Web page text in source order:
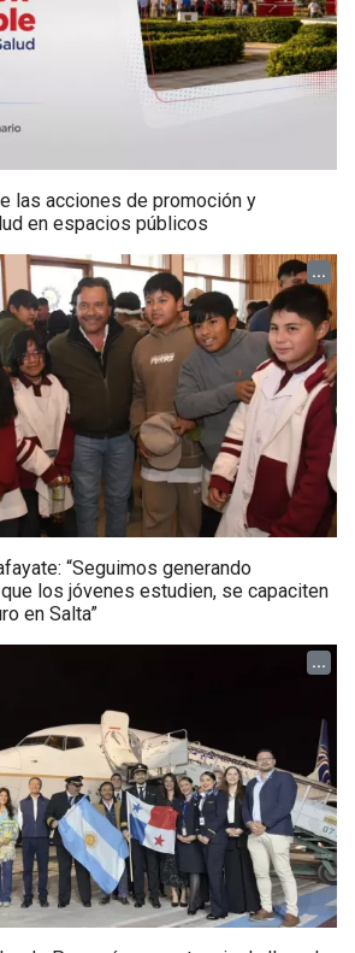
las acciones de promoción y
en espacios públicos
...
“Seguimos generando
los jóvenes estudien, se capaciten
en Salta”
...